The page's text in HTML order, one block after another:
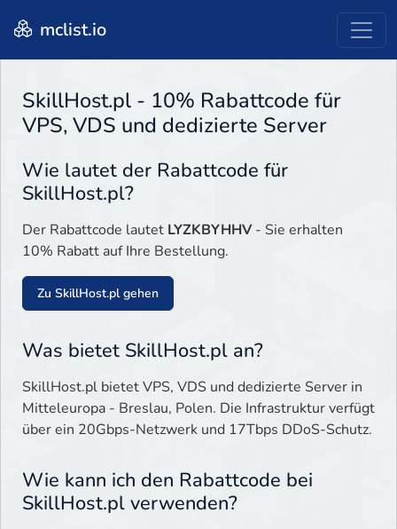
mclist.io
SkillHost.pl - 10% Rabattcode für
VPS, VDS und dedizierte Server
Wie lautet der Rabattcode für
SkillHost.pl?
Der Rabattcode lautet LYZKBYHHV - Sie erhalten
10% Rabatt auf Ihre Bestellung.
Zu SkillHost.pl gehen
Was bietet SkillHost.pl an?
SkillHost.pl bietet VPS, VDS und dedizierte Server in
Mitteleuropa - Breslau, Polen. Die Infrastruktur verfügt
über ein 20Gbps-Netzwerk und 17Tbps DDoS-Schutz.
Wie kann ich den Rabattcode bei
SkillHost.pl verwenden?